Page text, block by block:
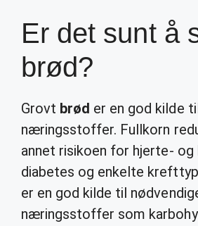
Er det sunt å
brød?
Grovt brød er en god kilde
næringsstoffer. Fullkorn
annet risikoen for hjerte- og
diabetes og enkelte
er en god kilde til
næringsstoffer som